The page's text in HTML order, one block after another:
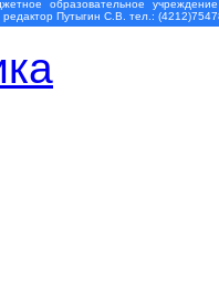
образовательное
Путыгин С.В. тел.: